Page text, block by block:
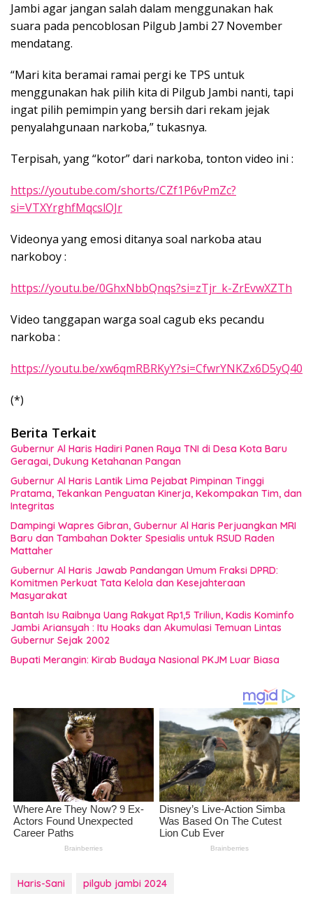
Jambi agar jangan salah dalam menggunakan hak
suara pada pencoblosan Pilgub Jambi 27 November
mendatang.
“Mari kita beramai ramai pergi ke TPS untuk
menggunakan hak pilih kita di Pilgub Jambi nanti, tapi
ingat pilih pemimpin yang bersih dari rekam jejak
penyalahgunaan narkoba,” tukasnya.
Terpisah, yang “kotor” dari narkoba, tonton video ini :
https://youtube.com/shorts/CZf1P6vPmZc?
si=VTXYrghfMqcslOJr
Videonya yang emosi ditanya soal narkoba atau
narkoboy :
https://youtu.be/0GhxNbbQnqs?si=zTjr_k-ZrEvwXZTh
Video tanggapan warga soal cagub eks pecandu
narkoba :
https://youtu.be/xw6qmRBRKyY?si=CfwrYNKZx6D5yQ40
(*)
Berita Terkait
Gubernur Al Haris Hadiri Panen Raya TNI di Desa Kota Baru
Geragai, Dukung Ketahanan Pangan
Gubernur Al Haris Lantik Lima Pejabat Pimpinan Tinggi
Pratama, Tekankan Penguatan Kinerja, Kekompakan Tim, dan
Integritas
Dampingi Wapres Gibran, Gubernur Al Haris Perjuangkan MRI
Baru dan Tambahan Dokter Spesialis untuk RSUD Raden
Mattaher
Gubernur Al Haris Jawab Pandangan Umum Fraksi DPRD:
Komitmen Perkuat Tata Kelola dan Kesejahteraan
Masyarakat
Bantah Isu Raibnya Uang Rakyat Rp1,5 Triliun, Kadis Kominfo
Jambi Ariansyah : Itu Hoaks dan Akumulasi Temuan Lintas
Gubernur Sejak 2002
Bupati Merangin: Kirab Budaya Nasional PKJM Luar Biasa
Haris-Sani pilgub jambi 2024